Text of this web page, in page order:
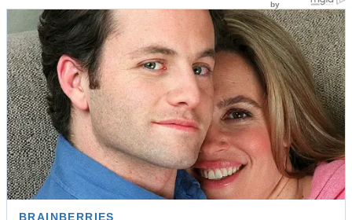
about
Mister
Miss
Grand
Tourism
Indonesia
2022,
Mahasiswa
Manajemen
UMBY
Finalis